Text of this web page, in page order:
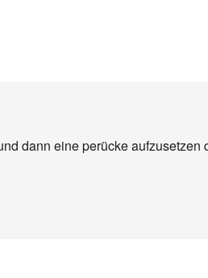
dann eine perücke aufzusetzen